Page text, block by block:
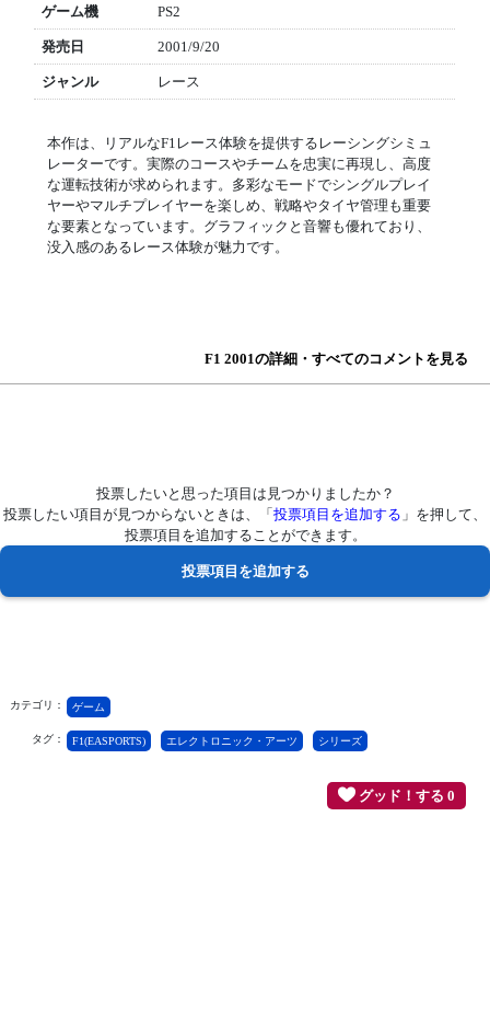
ゲーム機 PS2
発売日 2001/9/20
ジャンル レース
本作は、リアルなF1レース体験を提供するレーシングシミュ
レーターです。実際のコースやチームを忠実に再現し、高度
な運転技術が求められます。多彩なモードでシングルプレイ
ヤーやマルチプレイヤーを楽しめ、戦略やタイヤ管理も重要
な要素となっています。グラフィックと音響も優れており、
没入感のあるレース体験が魅力です。
F1 2001の詳細・すべてのコメントを見る
投票したいと思った項目は見つかりましたか？
投票したい項目が見つからないときは、「 投票項目を追加する 」を押して、
投票項目を追加することができます。
カテゴリ： ゲーム
タグ： F1(EASPORTS) エレクトロニック・アーツ シリーズ
グッド！する 0